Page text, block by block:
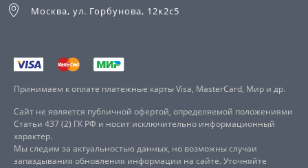
Москва, ул. Горбунова, 12к2с5
Принимаем к оплате платежные карты Visa, MasterCard, Мир и др.
Сайт не является публичной офертой, определяемой положениями
Статьи 437 (2) ГК РФ и носит исключительно информационный
характер.
Мы следим за актуальностью данных, но возможны случаи
запаздывания обновления информации на сайте. Уточняйте